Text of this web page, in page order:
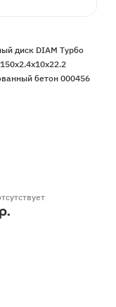
диск DIAM Турбо
бетон 000456